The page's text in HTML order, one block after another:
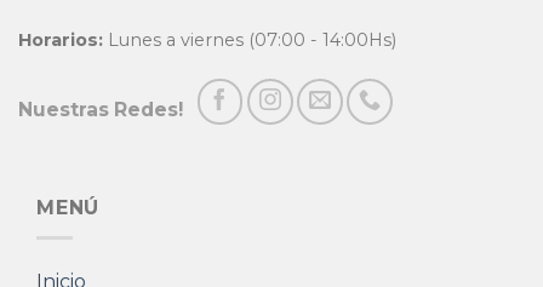
Horarios: Lunes a viernes (07:00 - 14:00Hs)
Nuestras Redes!
MENÚ
Inicio